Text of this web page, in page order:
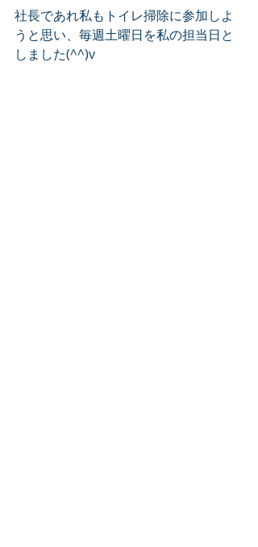
社長であれ私もトイレ掃除に参加しよ
うと思い、毎週土曜日を私の担当日と
しました(^^)v